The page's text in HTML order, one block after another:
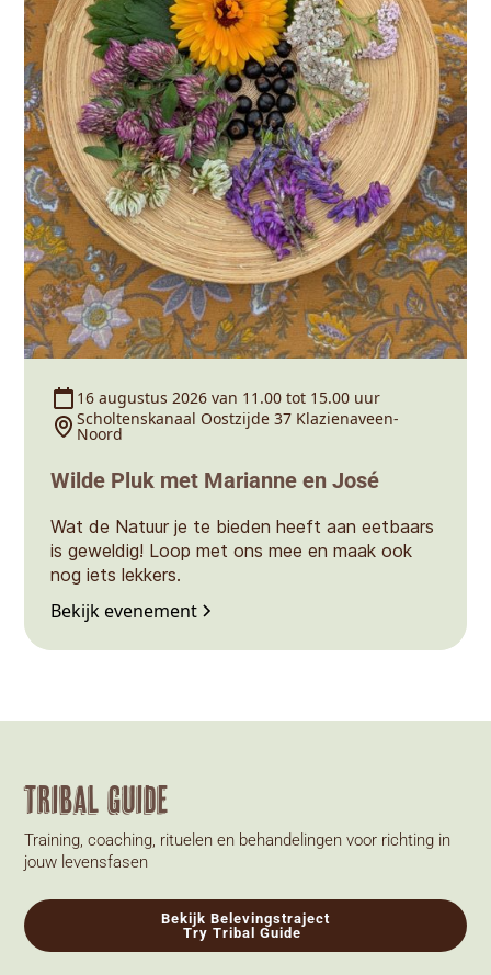
16 augustus 2026 van 11.00 tot 15.00 uur
Scholtenskanaal Oostzijde 37 Klazienaveen-
Noord
Wilde Pluk met Marianne en José
Wat de Natuur je te bieden heeft aan eetbaars
is geweldig! Loop met ons mee en maak ook
nog iets lekkers.
Bekijk evenement
Tribal Guide
Training, coaching, rituelen en behandelingen voor richting in
jouw levensfasen
Bekijk Belevingstraject
Try Tribal Guide